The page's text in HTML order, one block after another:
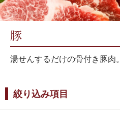
豚
湯せんするだけの骨付き豚肉。
絞り込み項目